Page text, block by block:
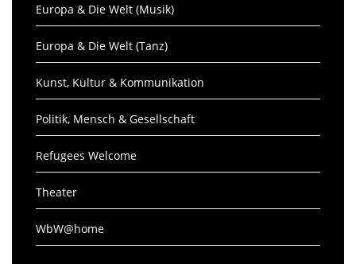
Europa & Die Welt (Musik)
Europa & Die Welt (Tanz)
Kunst, Kultur & Kommunikation
Politik, Mensch & Gesellschaft
Refugees Welcome
Theater
WbW@home